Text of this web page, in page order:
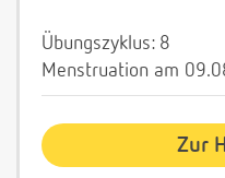
Übungszyklus: 8
Menstruation am
Zur